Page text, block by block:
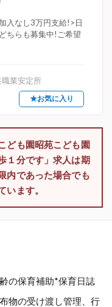
入なし3万円支給!>日
ちらも募集中!ご希望
業安定所
★お気に入り
ども園昭苑こども園
１分です」求人は期
内であった場合でも
います。
の保育補助*保育日誌
物の受け渡し管理、行